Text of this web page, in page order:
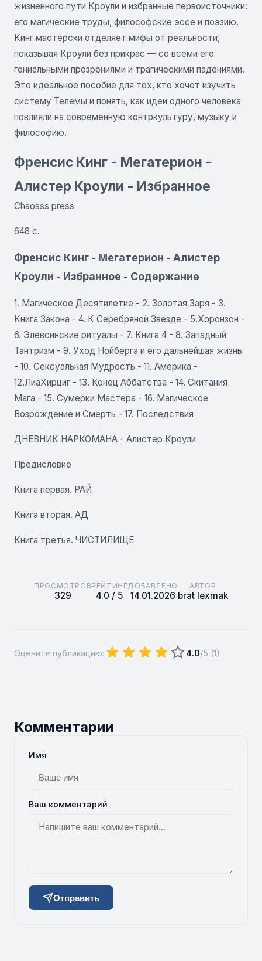
жизненного пути Кроули и избранные первоисточники:
его магические труды, философские эссе и поэзию.
Кинг мастерски отделяет мифы от реальности,
показывая Кроули без прикрас — со всеми его
гениальными прозрениями и трагическими падениями.
Это идеальное пособие для тех, кто хочет изучить
систему Телемы и понять, как идеи одного человека
повлияли на современную контркультуру, музыку и
философию.
Френсис Кинг - Мегатерион -
Алистер Кроули - Избранное
Chaosss press
648 с.
Френсис Кинг - Мегатерион - Алистер
Кроули - Избранное - Содержание
1. Магическое Десятилетие - 2. Золотая Заря - 3.
Книга Закона - 4. К Серебряной Звезде - 5.Хоронзон -
6. Элевсинские ритуалы - 7. Книга 4 - 8. Западный
Тантризм - 9. Уход Нойберга и его дальнейшая жизнь
- 10. Сексуальная Мудрость - 11. Америка -
12.ЛиаХирциг - 13. Конец Аббатства - 14. Скитания
Мага - 15. Сумерки Мастера - 16. Магическое
Возрождение и Смерть - 17. Последствия
ДНЕВНИК НАРКОМАНА - Алистер Кроули
Предисловие
Книга первая. РАЙ
Книга вторая. АД
Книга третья. ЧИСТИЛИЩЕ
ПРОСМОТРОВ
329
РЕЙТИНГ
4.0 / 5
ДОБАВЛЕНО
14.01.2026
АВТОР
brat lexmak
Оцените публикацию: 4.0/5 (1)
Комментарии
Имя
Ваш комментарий
Отправить